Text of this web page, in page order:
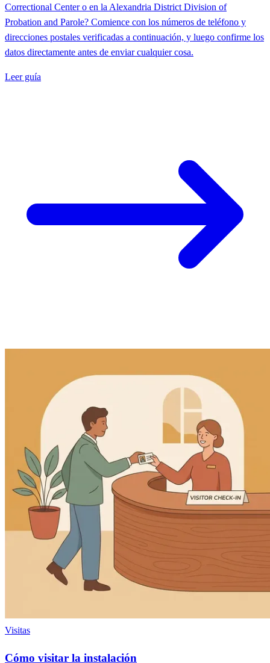
Correctional Center o en la Alexandria District Division of
Probation and Parole? Comience con los números de teléfono y
direcciones postales verificadas a continuación, y luego confirme los
datos directamente antes de enviar cualquier cosa.
Leer guía
Visitas
Cómo visitar la instalación